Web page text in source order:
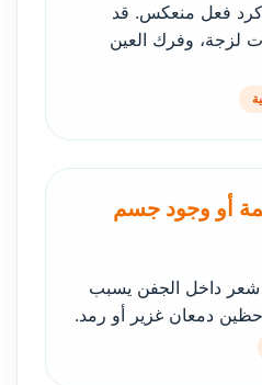
كرد فعل منعكس. قد
لزجة، وفرك العين
أو وجود جسم
شعر داخل الجفن يسبب
دمعان غزير أو رمد.